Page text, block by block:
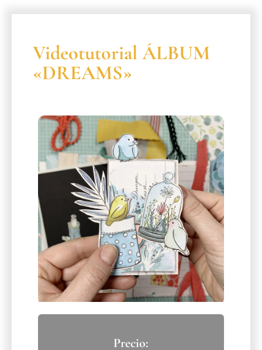
Videotutorial ÁLBUM
«DREAMS»